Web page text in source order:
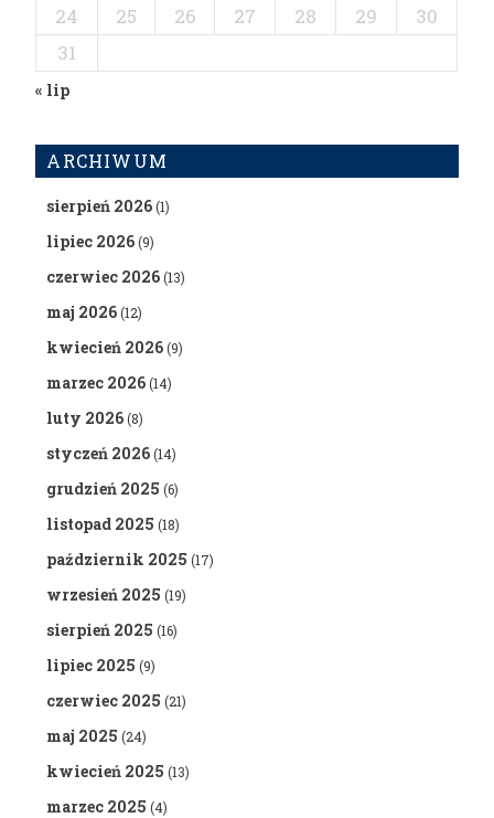
24
25 26 27 28 29
30
31
« lip
ARCHIWUM
sierpień 2026(1)
lipiec 2026(9)
czerwiec 2026(13)
maj 2026(12)
kwiecień 2026(9)
marzec 2026(14)
luty 2026(8)
styczeń 2026(14)
grudzień 2025 (6)
listopad 2025 (18)
październik 2025 (17)
wrzesień 2025 (19)
sierpień 2025 (16)
lipiec 2025 (9)
czerwiec 2025 (21)
maj 2025 (24)
kwiecień 2025 (13)
marzec 2025 (4)